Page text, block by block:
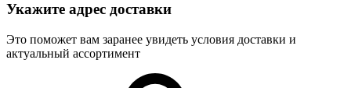
Укажите адрес доставки
Это поможет вам заранее увидеть условия доставки и
актуальный ассортимент